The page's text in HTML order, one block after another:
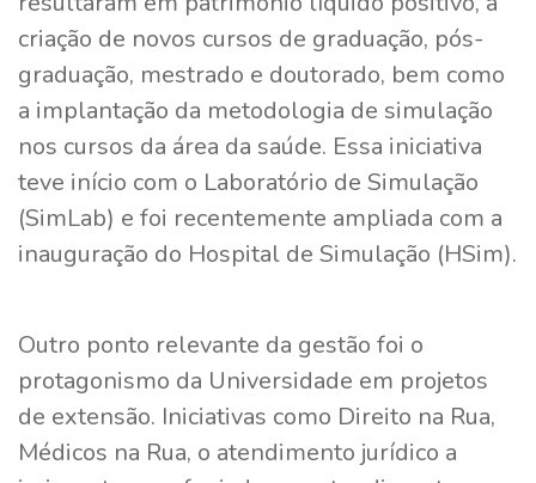
criação de novos cursos de graduação, pós-
graduação, mestrado e doutorado, bem como
a implantação da metodologia de simulação
nos cursos da área da saúde. Essa iniciativa
teve início com o Laboratório de Simulação
(SimLab) e foi recentemente ampliada com a
inauguração do Hospital de Simulação (HSim).
Outro ponto relevante da gestão foi o
protagonismo da Universidade em projetos
de extensão. Iniciativas como Direito na Rua,
Médicos na Rua, o atendimento jurídico a